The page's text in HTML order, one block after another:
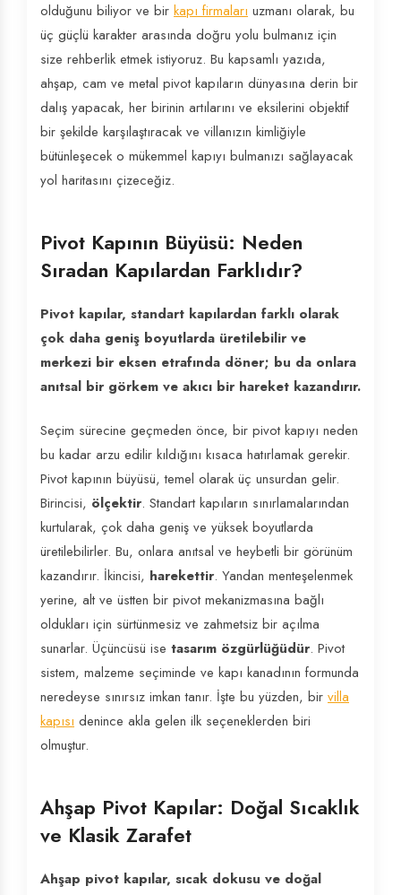
olduğunu biliyor ve bir kapı firmaları uzmanı olarak, bu
üç güçlü karakter arasında doğru yolu bulmanız için
size rehberlik etmek istiyoruz. Bu kapsamlı yazıda,
ahşap, cam ve metal pivot kapıların dünyasına derin bir
dalış yapacak, her birinin artılarını ve eksilerini objektif
bir şekilde karşılaştıracak ve villanızın kimliğiyle
bütünleşecek o mükemmel kapıyı bulmanızı sağlayacak
yol haritasını çizeceğiz.
Pivot Kapının Büyüsü: Neden
Sıradan Kapılardan Farklıdır?
Pivot kapılar, standart kapılardan farklı olarak
çok daha geniş boyutlarda üretilebilir ve
merkezi bir eksen etrafında döner; bu da onlara
anıtsal bir görkem ve akıcı bir hareket kazandırır.
Seçim sürecine geçmeden önce, bir pivot kapıyı neden
bu kadar arzu edilir kıldığını kısaca hatırlamak gerekir.
Pivot kapının büyüsü, temel olarak üç unsurdan gelir.
Birincisi, ölçektir. Standart kapıların sınırlamalarından
kurtularak, çok daha geniş ve yüksek boyutlarda
üretilebilirler. Bu, onlara anıtsal ve heybetli bir görünüm
kazandırır. İkincisi, harekettir. Yandan menteşelenmek
yerine, alt ve üstten bir pivot mekanizmasına bağlı
oldukları için sürtünmesiz ve zahmetsiz bir açılma
sunarlar. Üçüncüsü ise tasarım özgürlüğüdür. Pivot
sistem, malzeme seçiminde ve kapı kanadının formunda
neredeyse sınırsız imkan tanır. İşte bu yüzden, bir villa
kapısı denince akla gelen ilk seçeneklerden biri
olmuştur.
Ahşap Pivot Kapılar: Doğal Sıcaklık
ve Klasik Zarafet
Ahşap pivot kapılar, sıcak dokusu ve doğal